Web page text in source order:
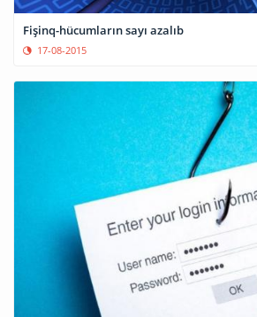
Fişinq-hücumların sayı azalıb
17-08-2015